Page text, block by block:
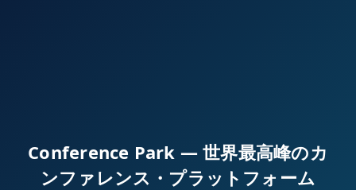
Conference Park — 世界最高峰のカ
ンファレンス・プラットフォーム